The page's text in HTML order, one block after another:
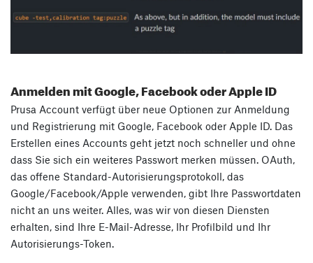
Anmelden mit Google, Facebook oder Apple ID
Prusa Account verfügt über neue Optionen zur Anmeldung
und Registrierung mit Google, Facebook oder Apple ID. Das
Erstellen eines Accounts geht jetzt noch schneller und ohne
dass Sie sich ein weiteres Passwort merken müssen. OAuth,
das offene Standard-Autorisierungsprotokoll, das
Google/Facebook/Apple verwenden, gibt Ihre Passwortdaten
nicht an uns weiter. Alles, was wir von diesen Diensten
erhalten, sind Ihre E-Mail-Adresse, Ihr Profilbild und Ihr
Autorisierungs-Token.